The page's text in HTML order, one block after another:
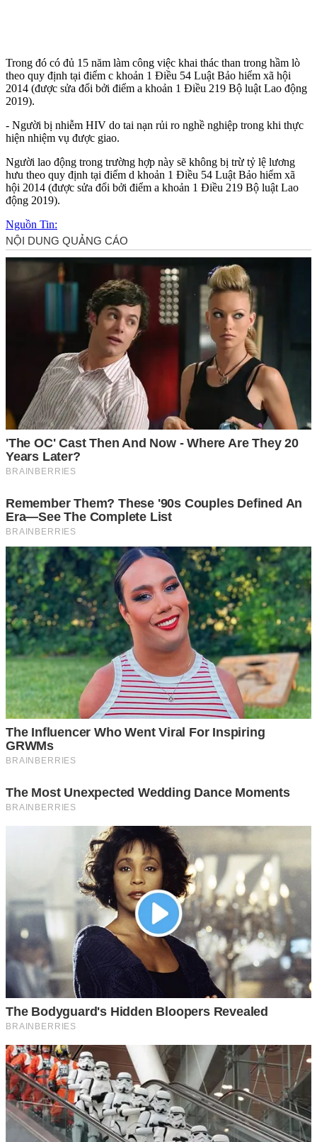
Trong đó có đủ 15 năm làm công việc khai thác than trong hầm lò
theo quy định tại điểm c khoản 1 Điều 54 Luật Bảo hiểm xã hội
2014 (được sửa đổi bởi điểm a khoản 1 Điều 219 Bộ luật Lao động
2019).
- Người bị nhiễm HIV do tai nạn rủi ro nghề nghiệp trong khi thực
hiện nhiệm vụ được giao.
Người lao động trong trường hợp này sẽ không bị trừ tỷ lệ lương
hưu theo quy định tại điểm d khoản 1 Điều 54 Luật Bảo hiểm xã
hội 2014 (được sửa đổi bởi điểm a khoản 1 Điều 219 Bộ luật Lao
động 2019).
Nguồn Tin: